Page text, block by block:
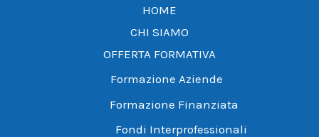
HOME
CHI SIAMO
OFFERTA FORMATIVA
Formazione Aziende
Formazione Finanziata
Fondi Interprofessionali